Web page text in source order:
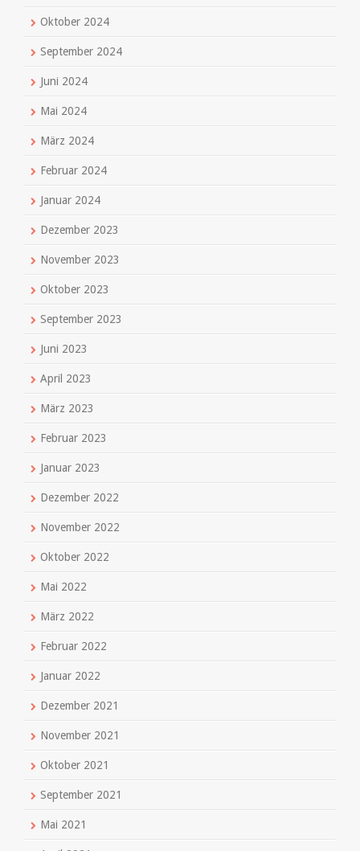
Oktober 2024
September 2024
Juni 2024
Mai 2024
März 2024
Februar 2024
Januar 2024
Dezember 2023
November 2023
Oktober 2023
September 2023
Juni 2023
April 2023
März 2023
Februar 2023
Januar 2023
Dezember 2022
November 2022
Oktober 2022
Mai 2022
März 2022
Februar 2022
Januar 2022
Dezember 2021
November 2021
Oktober 2021
September 2021
Mai 2021